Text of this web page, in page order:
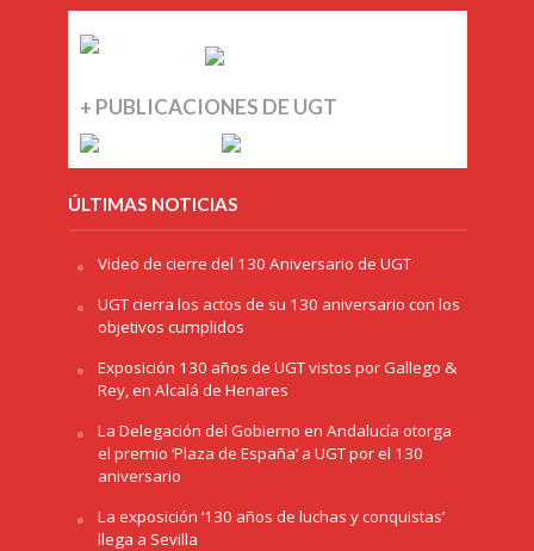
+ PUBLICACIONES DE UGT
ÚLTIMAS NOTICIAS
Video de cierre del 130 Aniversario de UGT
UGT cierra los actos de su 130 aniversario con los
objetivos cumplidos
Exposición 130 años de UGT vistos por Gallego &
Rey, en Alcalá de Henares
La Delegación del Gobierno en Andalucía otorga
el premio ‘Plaza de España’ a UGT por el 130
aniversario
La exposición ‘130 años de luchas y conquistas’
llega a Sevilla